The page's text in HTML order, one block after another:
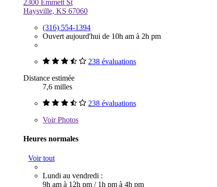
2300 Emmett St
Haysville, KS 67060
(316) 554-1394
Ouvert aujourd'hui de 10h am à 2h pm
238 évaluations
Distance estimée
7,6 milles
238 évaluations
VoirPhotos
Heures normales
Voir tout
Lundi au vendredi :
9h am à 12h pm / 1h pm à 4h pm